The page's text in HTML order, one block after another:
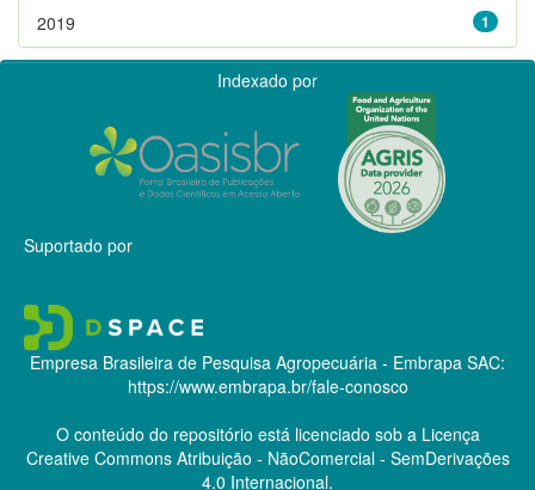
1
2019
Indexado por
Suportado por
Empresa Brasileira de Pesquisa Agropecuária - Embrapa SAC:
https://www.embrapa.br/fale-conosco
O conteúdo do repositório está licenciado sob a Licença
Creative CommonsAtribuição - NãoComercial - SemDerivações
4.0 Internacional.